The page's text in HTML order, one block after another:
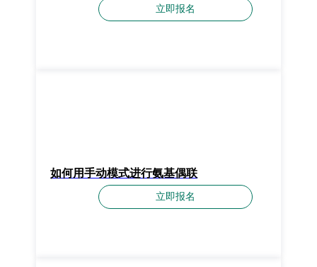
立即报名
如何用手动模式进行氨基偶联
立即报名